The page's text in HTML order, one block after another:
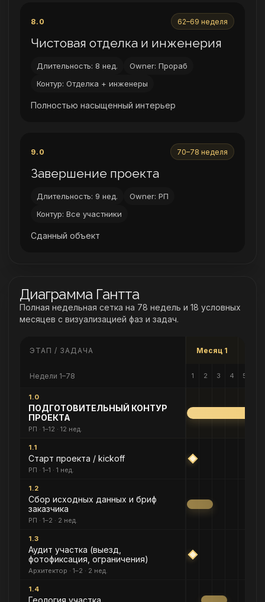
8.0 62–69 неделя
Чистовая отделка и инженерия
Длительность: 8 нед.
Owner: Прораб
Контур: Отделка + инженеры
Полностью насыщенный интерьер
9.0 70–78 неделя
Завершение проекта
Длительность: 9 нед.
Owner: РП
Контур: Все участники
Сданный объект
Диаграмма Гантта
Полная недельная сетка на 78 недель и 18 условных
месяцев с визуализацией фаз и задач.
ЭТАП / ЗАДАЧА Месяц 1
Недели 1–78 1 2 3 4 5
1.0
ПОДГОТОВИТЕЛЬНЫЙ КОНТУР
ПРОЕКТА
РП · 1–12 · 12 нед.
1.1
Старт проекта / kickoff
РП · 1–1 · 1 нед.
1.2
Сбор исходных данных и бриф
заказчика
РП · 1–2 · 2 нед.
1.3
Аудит участка (выезд,
фотофиксация, ограничения)
Архитектор · 1–2 · 2 нед.
1.4
Геология участка